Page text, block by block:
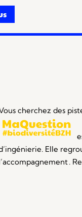
cherchez des
Elle
.